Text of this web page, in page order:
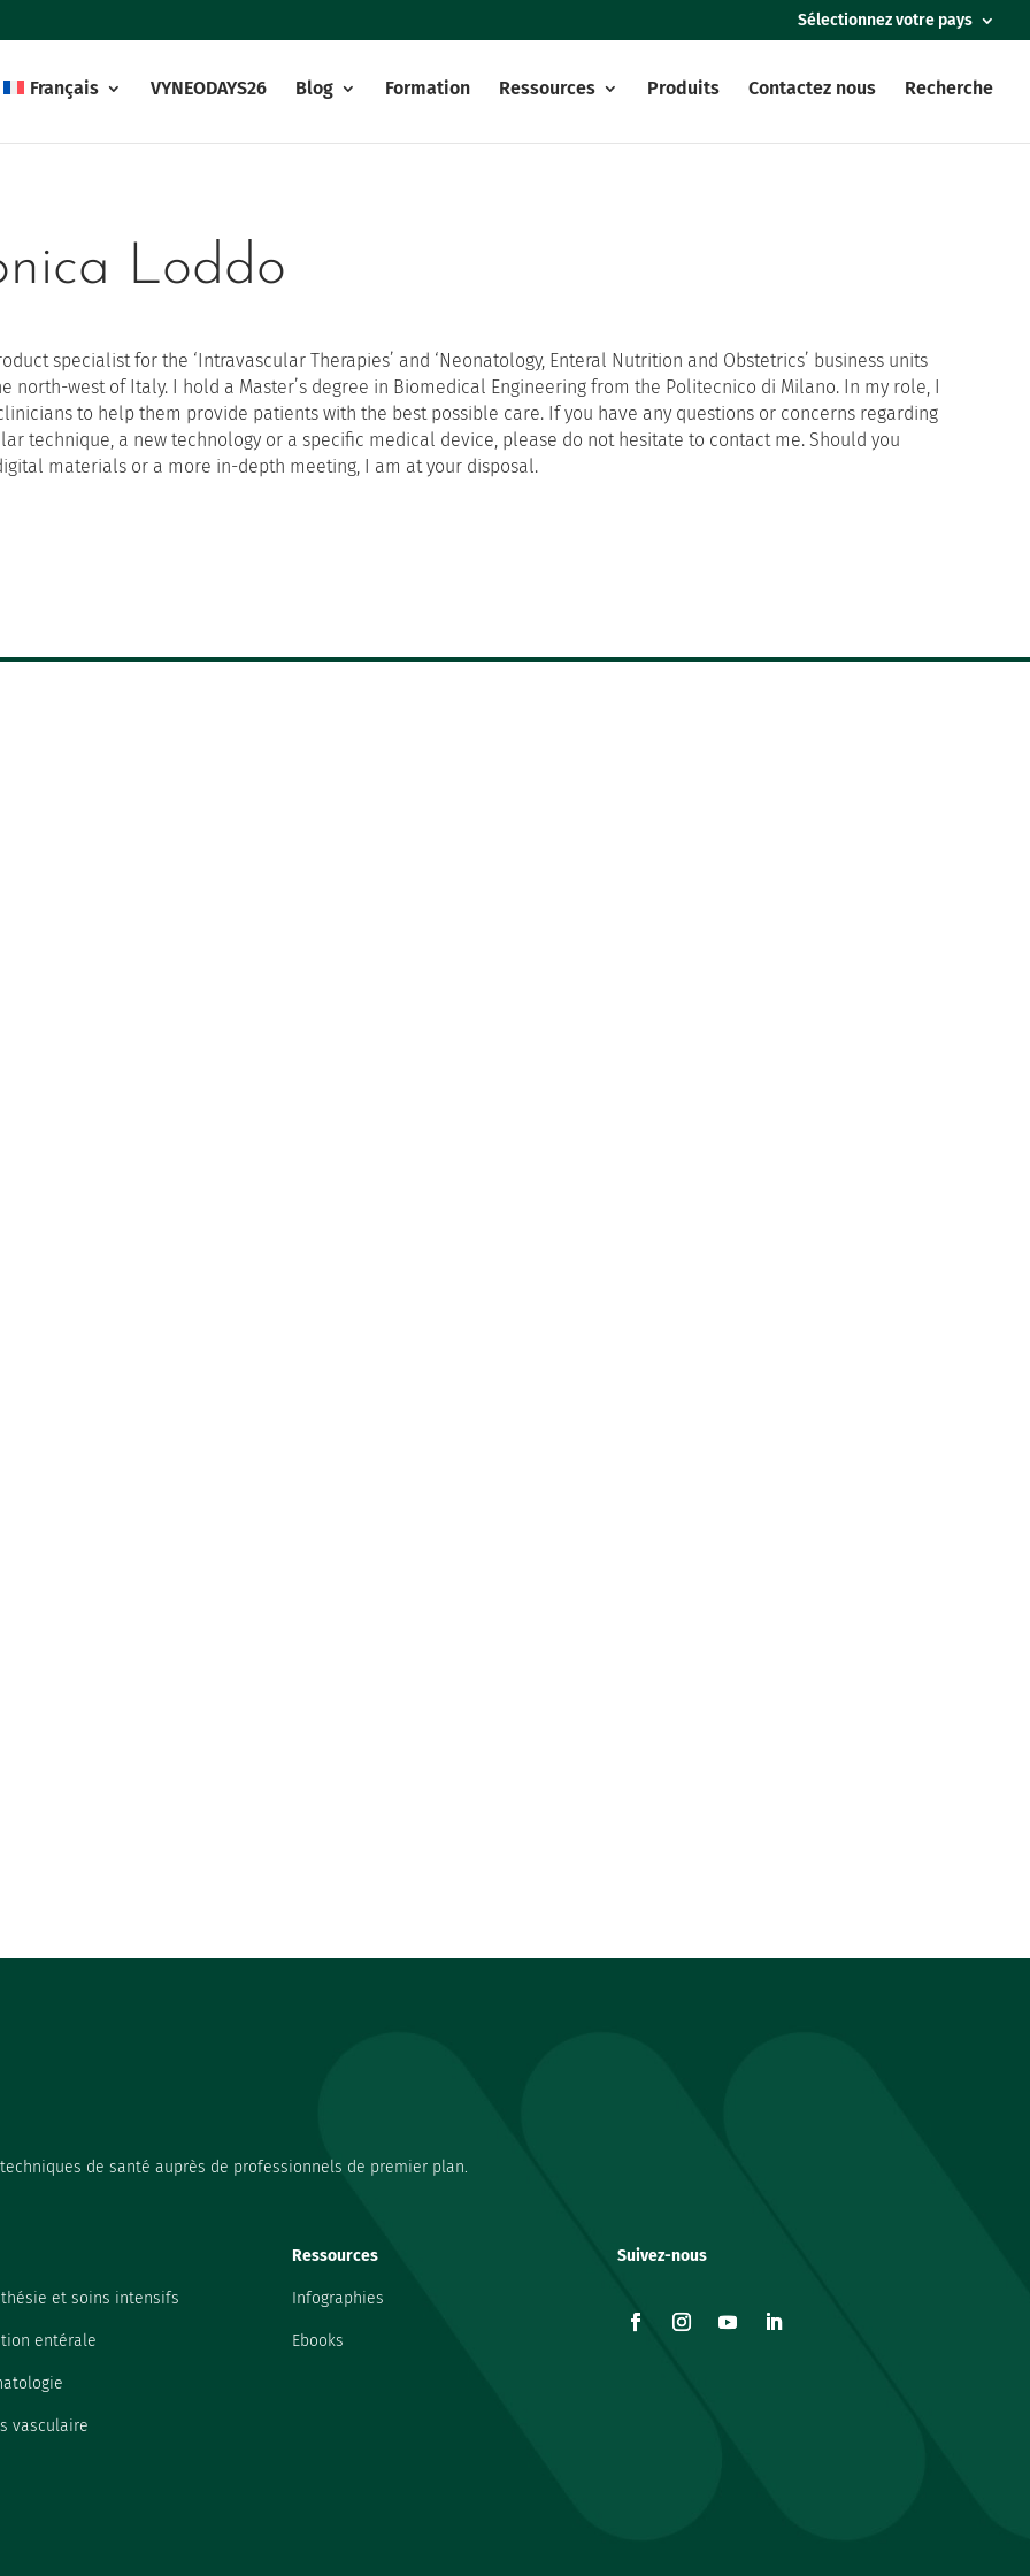
Sélectionnez votre pays
Français VYNEODAYS26 Blog Formation Ressources Produits Contactez nous Recherche
Loddo
specialist for the ‘Intravascular Therapies’ and ‘Neonatology, Enteral Nutrition and Obstetrics’ business units
north-west of Italy. I hold a Master’s degree in Biomedical Engineering from the Politecnico di Milano. In my role, I
to help them provide patients with the best possible care. If you have any questions or concerns regarding
technique, a new technology or a specific medical device, please do not hesitate to contact me. Should you
materials or a more in-depth meeting, I am at your disposal.
de santé auprès de professionnels de premier plan.
et soins intensifs
entérale
vasculaire
Ressources
Infographies
Ebooks
Suivez-nous